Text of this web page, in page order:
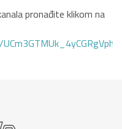
pronađite klikom na